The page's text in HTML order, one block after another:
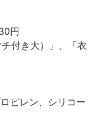
円
付き大）」、「衣
ピレン、シリコー